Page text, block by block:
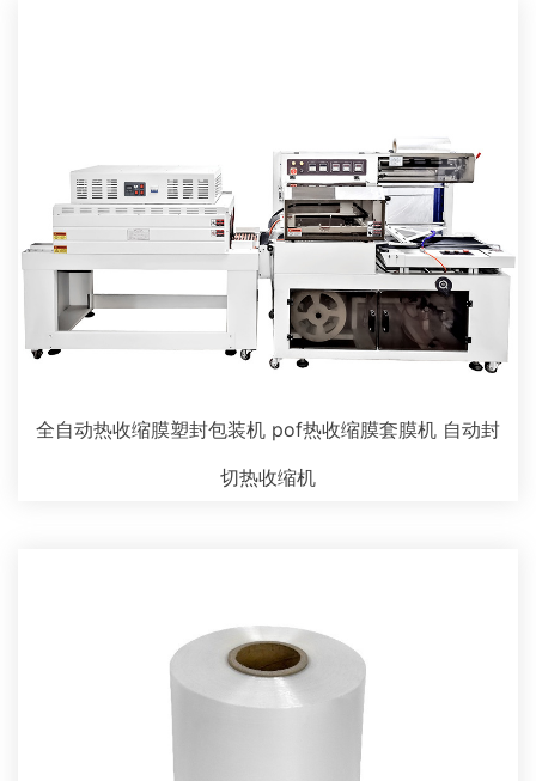
全自动热收缩膜塑封包装机 pof热收缩膜套膜机 自动封
切热收缩机